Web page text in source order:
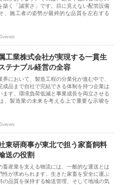
築く「誠実さ」です。目に見えない配管設備
、施工者の姿勢が最終的な品質を左右する
0views
工業株式会社が実現する一貫生
テナブル経営の全容
界において、製造工程の分業化が進む中で、
成品まで自社で完結できる体制を持つ企業は
ます。環境負荷低減と事業成長を両立させる
、製造業の未来を考える上で重要な示唆を
0views
東研商事が東北で担う家畜飼料
送の役割
畜産業を支える物流には、一般的な運送とは
性が求められます。生きた家畜を安全に運ぶ
の品質を保持する輸送管理、そして地域の気